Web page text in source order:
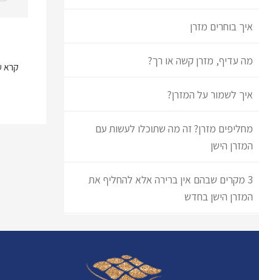
איך בוחרים מזרן
מה עדיף, מזרן קשה או רך?
איך לשמור על המזרן?
מחליפים מזרן? זה מה שתוכלו לעשות עם
המזרן הישן
3 מקרים שבהם אין ברירה אלא להחליף את
המזרן הישן בחדש
קרא